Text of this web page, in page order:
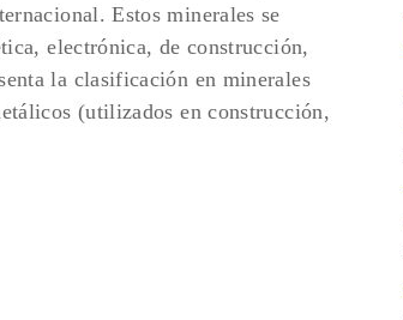
Estos minerales se
electrónica, de construcción,
la clasificación en minerales
(utilizados en construcción,